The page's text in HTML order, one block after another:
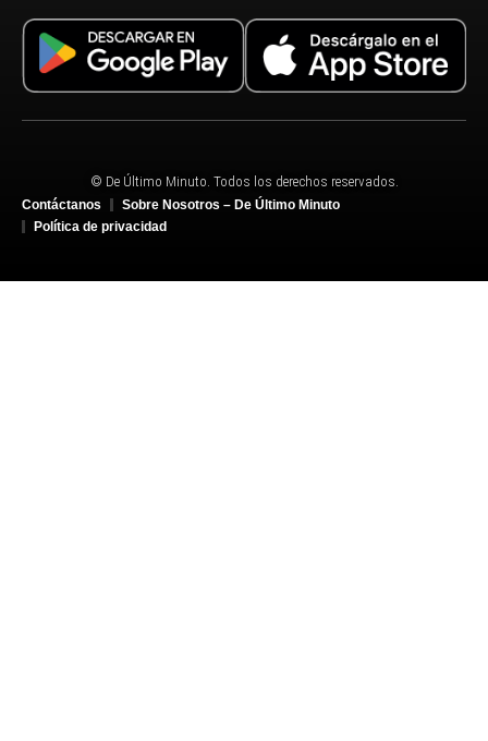
© De Último Minuto. Todos los derechos reservados.
Contáctanos
Sobre Nosotros – De Último Minuto
Política de privacidad